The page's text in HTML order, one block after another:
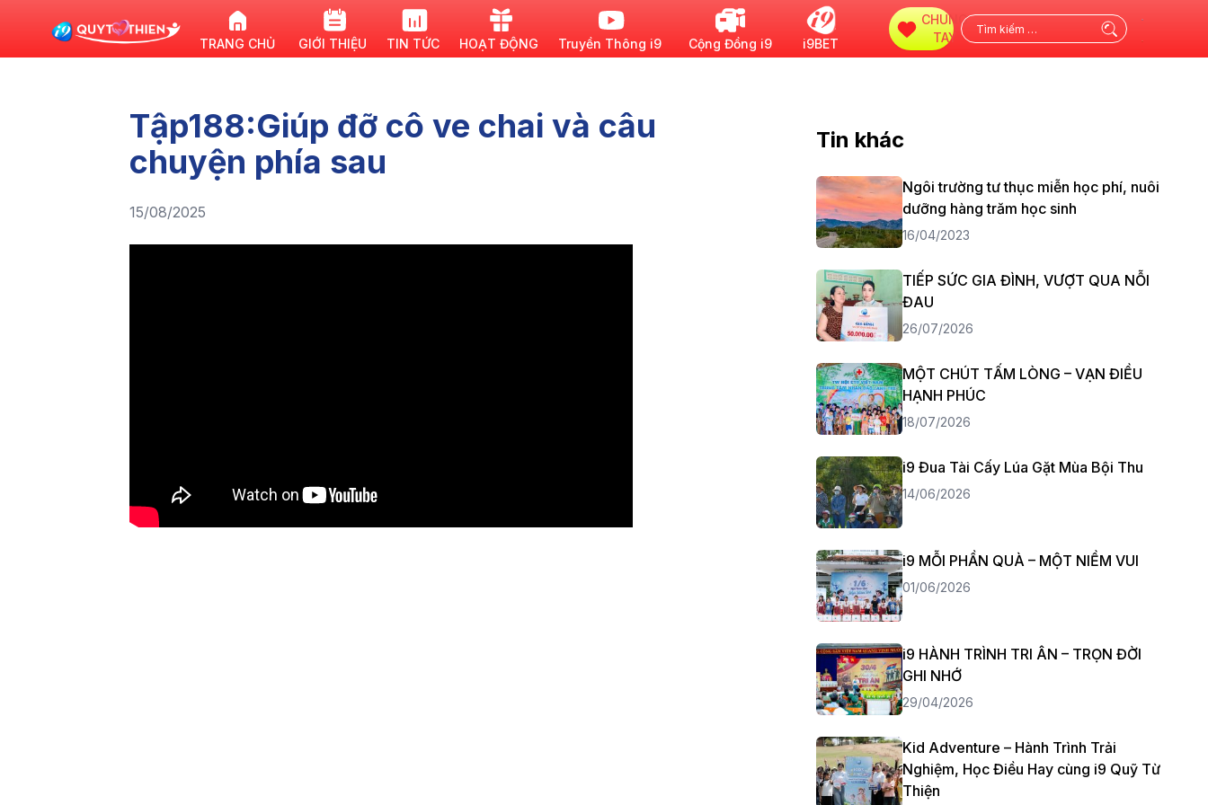
TRANG CHỦ GIỚI THIỆU TIN TỨC HOẠT ĐỘNG Truyền Thông i9 Cộng Đồng i9 i9BET
CHUNG
TAY
kiếm
Tập188:Giúp đỡ cô ve chai và câu
chuyện phía sau
15/08/2025
Tin khác
Ngôi trường tư thục miễn học phí, nuôi
dưỡng hàng trăm học sinh
16/04/2023
TIẾP SỨC GIA ĐÌNH, VƯỢT QUA NỖI
ĐAU
26/07/2026
MỘT CHÚT TẤM LÒNG – VẠN ĐIỀU
HẠNH PHÚC
18/07/2026
i9 Đua Tài Cấy Lúa Gặt Mùa Bội Thu
14/06/2026
i9 MỖI PHẦN QUÀ – MỘT NIỀM VUI
01/06/2026
i9 HÀNH TRÌNH TRI ÂN – TRỌN ĐỜI
GHI NHỚ
29/04/2026
Kid Adventure – Hành Trình Trải
Nghiệm, Học Điều Hay cùng i9 Quỹ Từ
Thiện